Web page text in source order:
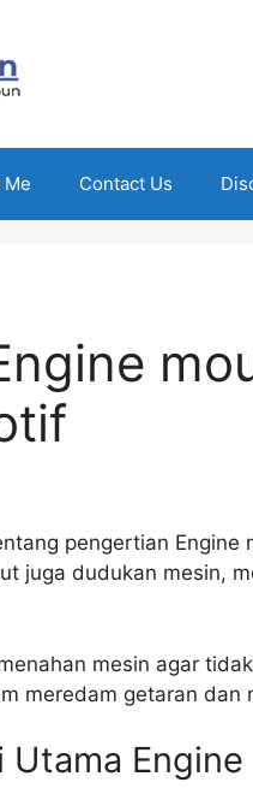
Contact Us
pengertian Engine
juga dudukan mesin,
mesin agar
meredam getaran dan
Utama